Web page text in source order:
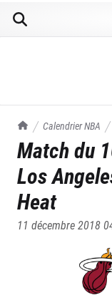
TrashTalk Actu NBA
Calendrier NBA
10/12/2018
Match du
Los
Heat
11 décembre 2018